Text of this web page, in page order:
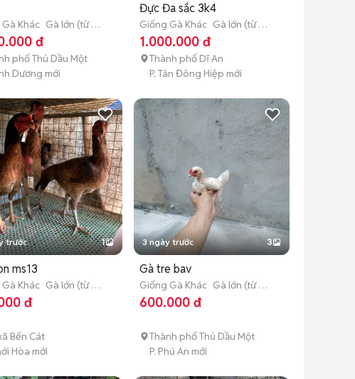
Khác Gà lớn (từ 3
đ
phố Thủ Dầu Một
Dương mới
Đực Đa sắc 3k4
Giống Gà Khác Gà lớn (từ 3
tháng tuổi)
1.000.000 đ
Thành phố Dĩ An
P. Tân Đông Hiệp mới
trước 1
ms13
Khác Gà lớn (từ 3
đ
Bến Cát
Hòa mới
3 ngày trước 3
Gà tre bav
Giống Gà Khác Gà lớn (từ 3
tháng tuổi)
600.000 đ
Thành phố Thủ Dầu Một
P. Phú An mới